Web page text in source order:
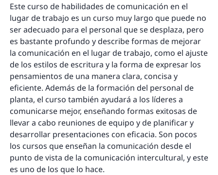
Este curso de habilidades de comunicación en el
lugar de trabajo es un curso muy largo que puede no
ser adecuado para el personal que se desplaza, pero
es bastante profundo y describe formas de mejorar
la comunicación en el lugar de trabajo, como el ajuste
de los estilos de escritura y la forma de expresar los
pensamientos de una manera clara, concisa y
eficiente. Además de la formación del personal de
planta, el curso también ayudará a los líderes a
comunicarse mejor, enseñando formas exitosas de
llevar a cabo reuniones de equipo y de planificar y
desarrollar presentaciones con eficacia. Son pocos
los cursos que enseñan la comunicación desde el
punto de vista de la comunicación intercultural, y este
es uno de los que lo hace.